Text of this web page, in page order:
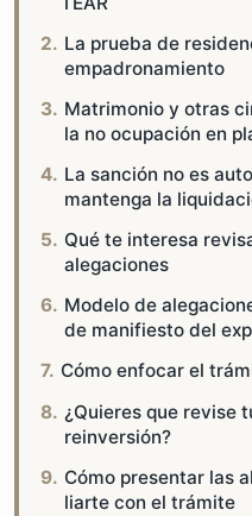
La prueba de
empadronamiento
Matrimonio y otras
la no ocupación en
La sanción no es
mantenga la
Qué te interesa
alegaciones
Modelo de
de manifiesto del
Cómo enfocar el
¿Quieres que revise
reinversión?
Cómo presentar las
liarte con el trámite